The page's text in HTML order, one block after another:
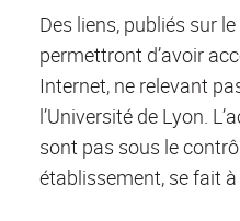
Des liens, publiés sur
permettront d’avoir
Internet, ne relevant
l’Université de Lyon.
sont pas sous le
établissement, se fait